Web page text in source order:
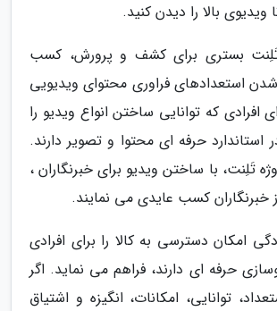
بالا را دیدن کنید.
بستری برای کشف و پرورش، کسب
استعدادهای فراوری محتوای ویدیویی
که توانایی ساختن انواع ویدیو را
استاندارد حرفه ای محتوا و تصویر دارند.
تَلِنت، با ساختن ویدیو برای خبرنگاران ،
خبرنگاران کسب عایدی می نمایند.
امکان دسترسی به کالا را برای افرادی
حرفه ای دارند، فراهم می نماید. اگر
توانایی، امکانات، انگیزه و اشتیاق